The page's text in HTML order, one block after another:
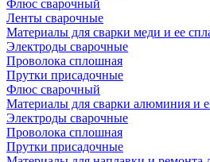
Флюс сварочный
Ленты сварочные
Материалы для сварки меди и ее
Электроды сварочные
Проволока сплошная
Прутки присадочные
Флюс сварочный
Материалы для сварки алюминия и
Электроды сварочные
Проволока сплошная
Прутки присадочные